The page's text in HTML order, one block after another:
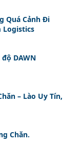
Quá Cảnh Đi
Logistics
DAWN
– Lào Uy Tín,
Chăn.